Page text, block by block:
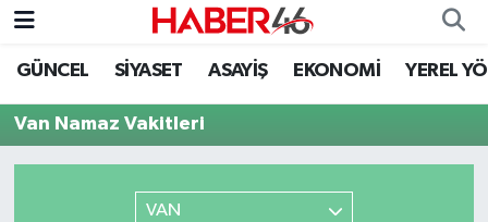
GÜNCEL SİYASET ASAYİŞ EKONOMİ YEREL
Van Namaz Vakitleri
VAN
GÜNCEL
EKONOMİ
Nöbetçi Eczaneler
Kahramanmaraş Namaz Vakitleri